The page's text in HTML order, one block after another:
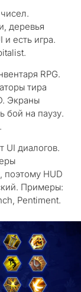
деревья
есть игра.
RPG.
тира
Экраны
бой на паузу.
UI диалогов.
поэтому HUD
Примеры:
Pentiment.